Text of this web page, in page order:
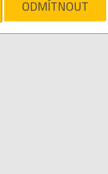
ODMÍTNOUT